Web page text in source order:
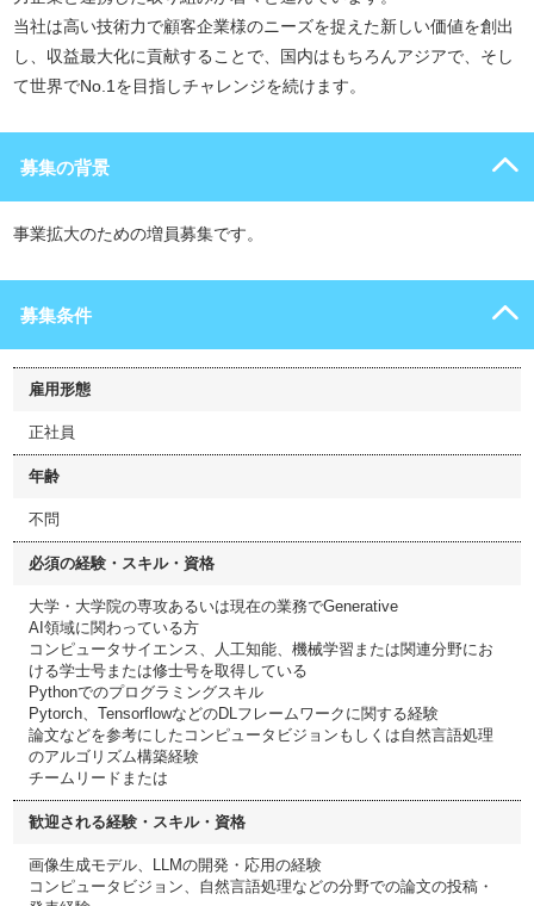
当社は高い技術力で顧客企業様のニーズを捉えた新しい価値を創出
し、収益最大化に貢献することで、国内はもちろんアジアで、そし
て世界でNo.1を目指しチャレンジを続けます。
募集の背景
事業拡大のための増員募集です。
募集条件
雇用形態
正社員
年齢
不問
必須の経験・スキル・資格
大学・大学院の専攻あるいは現在の業務でGenerative
AI領域に関わっている方
コンピュータサイエンス、人工知能、機械学習または関連分野にお
ける学士号または修士号を取得している
Pythonでのプログラミングスキル
Pytorch、TensorflowなどのDLフレームワークに関する経験
論文などを参考にしたコンピュータビジョンもしくは自然言語処理
のアルゴリズム構築経験
チームリードまたは
歓迎される経験・スキル・資格
画像生成モデル、LLMの開発・応用の経験
コンピュータビジョン、自然言語処理などの分野での論文の投稿・